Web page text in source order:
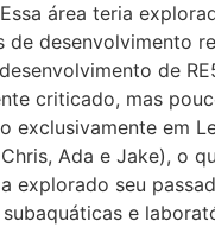
área teria
desenvolvimento
de
criticado, mas
em
Ada e Jake), o
explorado seu
e